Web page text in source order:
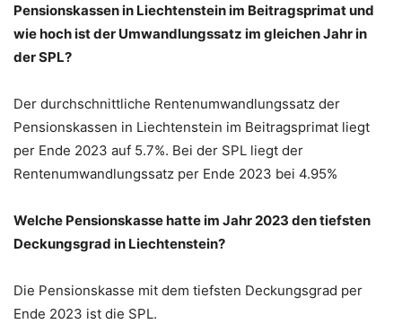
Pensionskassen in Liechtenstein im Beitragsprimat und
wie hoch ist der Umwandlungssatz im gleichen Jahr in
der SPL?
Der durchschnittliche Rentenumwandlungssatz der
Pensionskassen in Liechtenstein im Beitragsprimat liegt
per Ende 2023 auf 5.7%. Bei der SPL liegt der
Rentenumwandlungssatz per Ende 2023 bei 4.95%
Welche Pensionskasse hatte im Jahr 2023 den tiefsten
Deckungsgrad in Liechtenstein?
Die Pensionskasse mit dem tiefsten Deckungsgrad per
Ende 2023 ist die SPL.